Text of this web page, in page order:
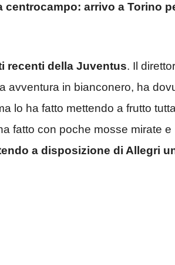
arrivo a Torino
recenti della Juventus. Il
avventura in bianconero, ha
lo ha fatto mettendo a frutto
fatto con poche mosse mirate e
a disposizione di Allegri